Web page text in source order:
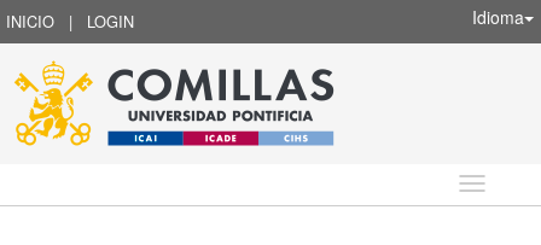
INICIO | LOGIN Idioma
Idioma